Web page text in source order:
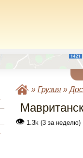
» Грузия»
👁1.3k (3 за неделю)